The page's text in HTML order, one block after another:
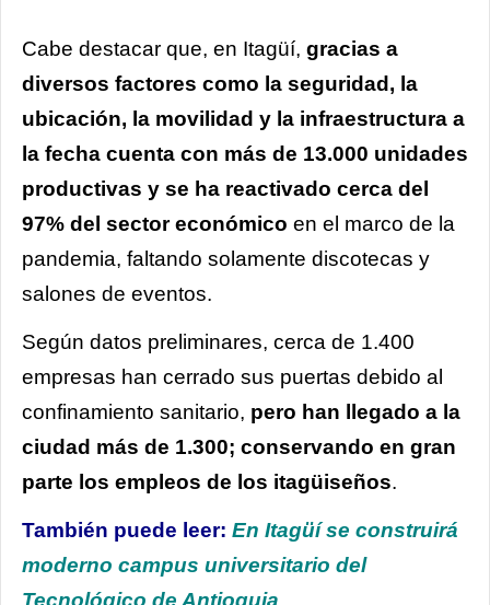
Cabe destacar que, en Itagüí, gracias a
diversos factores como la seguridad, la
ubicación, la movilidad y la infraestructura a
la fecha cuenta con más de 13.000 unidades
productivas y se ha reactivado cerca del
97% del sector económico en el marco de la
pandemia, faltando solamente discotecas y
salones de eventos.
Según datos preliminares, cerca de 1.400
empresas han cerrado sus puertas debido al
confinamiento sanitario, pero han llegado a la
ciudad más de 1.300; conservando en gran
parte los empleos de los itagüiseños.
También puede leer: En Itagüí se construirá
moderno campus universitario del
Tecnológico de Antioquia